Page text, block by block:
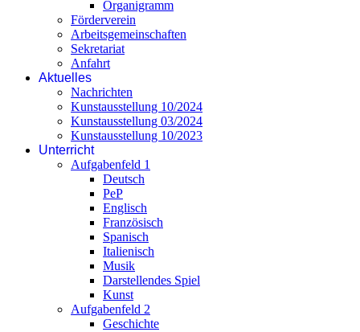
Organigramm
Förderverein
Arbeitsgemeinschaften
Sekretariat
Anfahrt
Aktuelles
Nachrichten
Kunstausstellung 10/2024
Kunstausstellung 03/2024
Kunstausstellung 10/2023
Unterricht
Aufgabenfeld 1
Deutsch
PeP
Englisch
Französisch
Spanisch
Italienisch
Musik
Darstellendes Spiel
Kunst
Aufgabenfeld 2
Geschichte